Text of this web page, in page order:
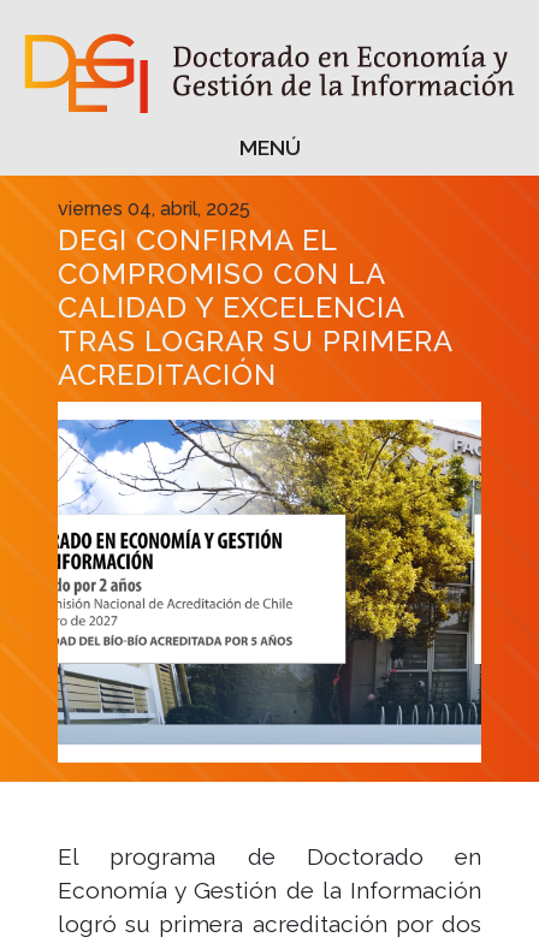
MENÚ
MENÚ
viernes 04, abril, 2025
DEGI CONFIRMA EL
COMPROMISO CON LA
CALIDAD Y EXCELENCIA
TRAS LOGRAR SU PRIMERA
ACREDITACIÓN
El programa de Doctorado en
Economía y Gestión de la Información
logró su primera acreditación por dos